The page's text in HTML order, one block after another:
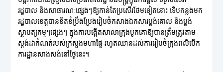
រដ្ឋបាល និងសាធារណៈផ្សេងៗឱ្យកាន់តែប្រសើរថែមទៀតនោះ ទើបកន្លងមក
រដ្ឋបាលខេត្តបានខិតខំប្រឹងប្រែងរៀបចំកសាងឯកសារប្លង់គោល និងប្លង់
ស្ថាបត្យកម្មៗផ្សេងៗ ក្នុងការបង្កើតសាលាក្រុងបូកគោឱ្យបានត្រឹមត្រូវតាម
ស្តង់ដាកំណត់របស់ក្រសួងមហាផ្ទៃ រហូតឈានដល់ការរៀបចំក្រុងពលីបើក
ការដ្ឋានសាងសង់នៅថ្ងៃនេះ។